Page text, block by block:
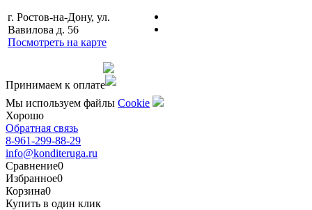
г. Ростов-на-Дону, ул.
Вавилова д. 56
Посмотреть на карте
Принимаем к оплате
Мы используем файлы Сookie
Хорошо
Обратная связь
8-961-299-88-29
info@konditeruga.ru
Сравнение0
Избранное0
Корзина0
Купить в один клик